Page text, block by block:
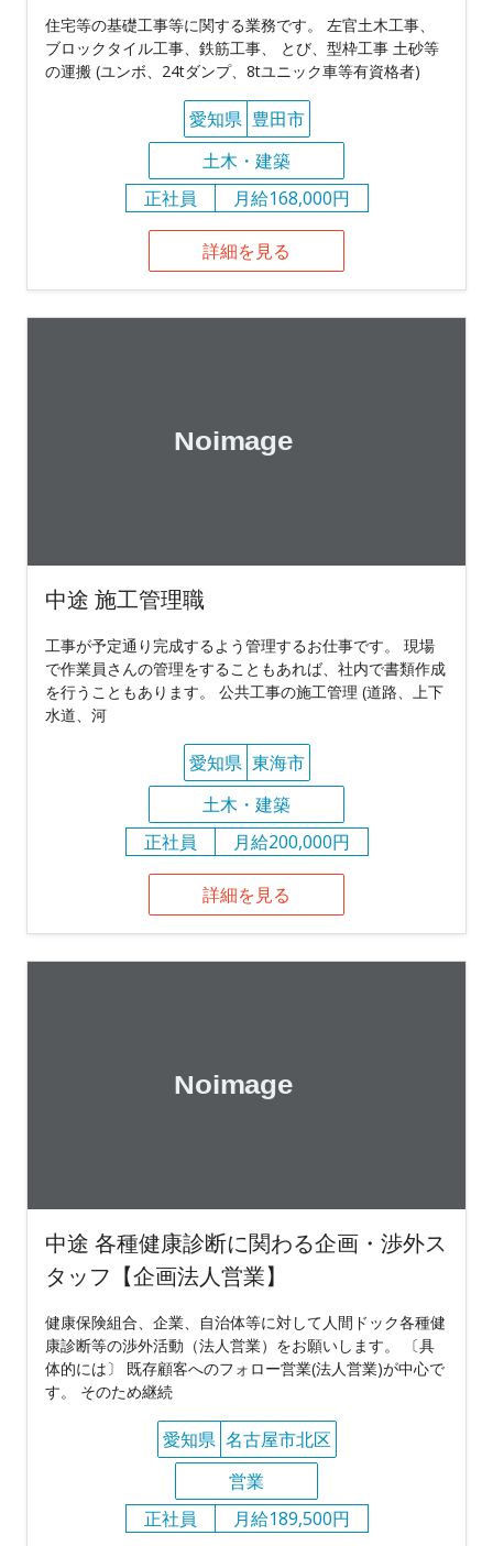
住宅等の基礎工事等に関する業務です。 左官土木工事、
ブロックタイル工事、鉄筋工事、 とび、型枠工事 土砂等
の運搬 (ユンボ、24tダンプ、8tユニック車等有資格者)
愛知県 豊田市
土木・建築
正社員
月給168,000円
詳細を見る
中途 施工管理職
工事が予定通り完成するよう管理するお仕事です。 現場
で作業員さんの管理をすることもあれば、社内で書類作成
を行うこともあります。 公共工事の施工管理 (道路、上下
水道、河
愛知県 東海市
土木・建築
正社員
月給200,000円
詳細を見る
中途 各種健康診断に関わる企画・渉外ス
タッフ【企画法人営業】
健康保険組合、企業、自治体等に対して人間ドック各種健
康診断等の渉外活動（法人営業）をお願いします。 〔具
体的には〕 既存顧客へのフォロー営業(法人営業)が中心で
す。 そのため継続
愛知県 名古屋市北区
営業
正社員
月給189,500円